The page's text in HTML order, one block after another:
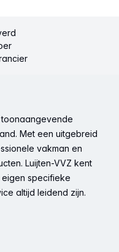
Met een uitgebreid
vakman en
Luijten-VVZ kent
specifieke
altijd leidend zijn.